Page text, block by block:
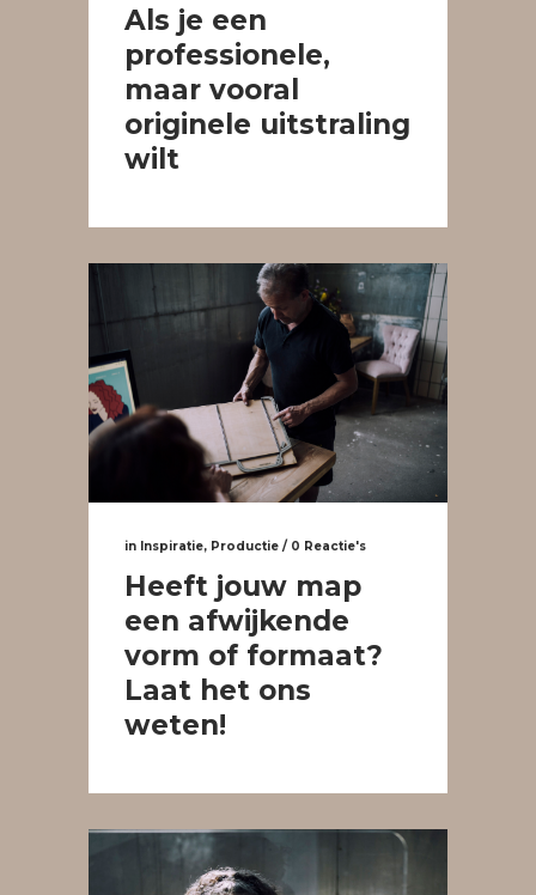
Als je een
professionele,
maar vooral
originele uitstraling
wilt
in Inspiratie, Productie / 0 Reactie's
Heeft jouw map
een afwijkende
vorm of formaat?
Laat het ons
weten!